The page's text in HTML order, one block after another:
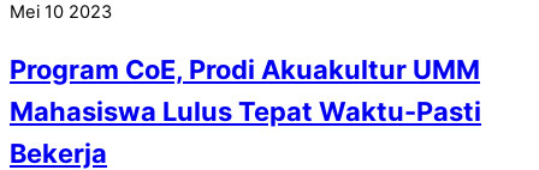
Mei 10 2023
Program CoE, Prodi Akuakultur UMM
Mahasiswa Lulus Tepat Waktu-Pasti
Bekerja